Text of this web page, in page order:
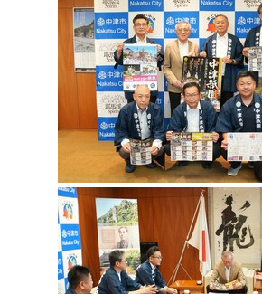
移住・定住
行政・計画